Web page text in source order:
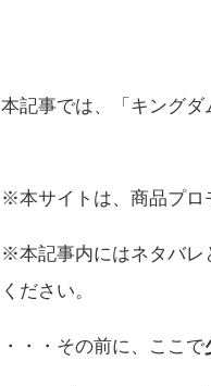
本記事では、「キングダ
※本サイトは、商品プロ
※本記事内にはネタバレ
ください。
・・・その前に、ここで